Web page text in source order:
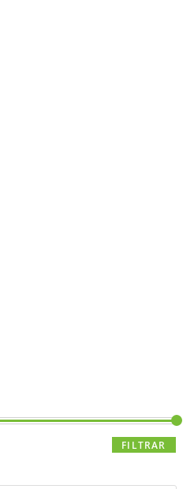
FILTRAR